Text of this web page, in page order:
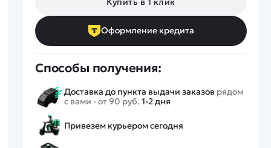
Оформление кредита
Способы получения:
Доставка до пункта выдачи заказов рядом
с вами - от 90 руб. 1-2 дня
Привезем курьером сегодня
Спецтехника
Конструкторы